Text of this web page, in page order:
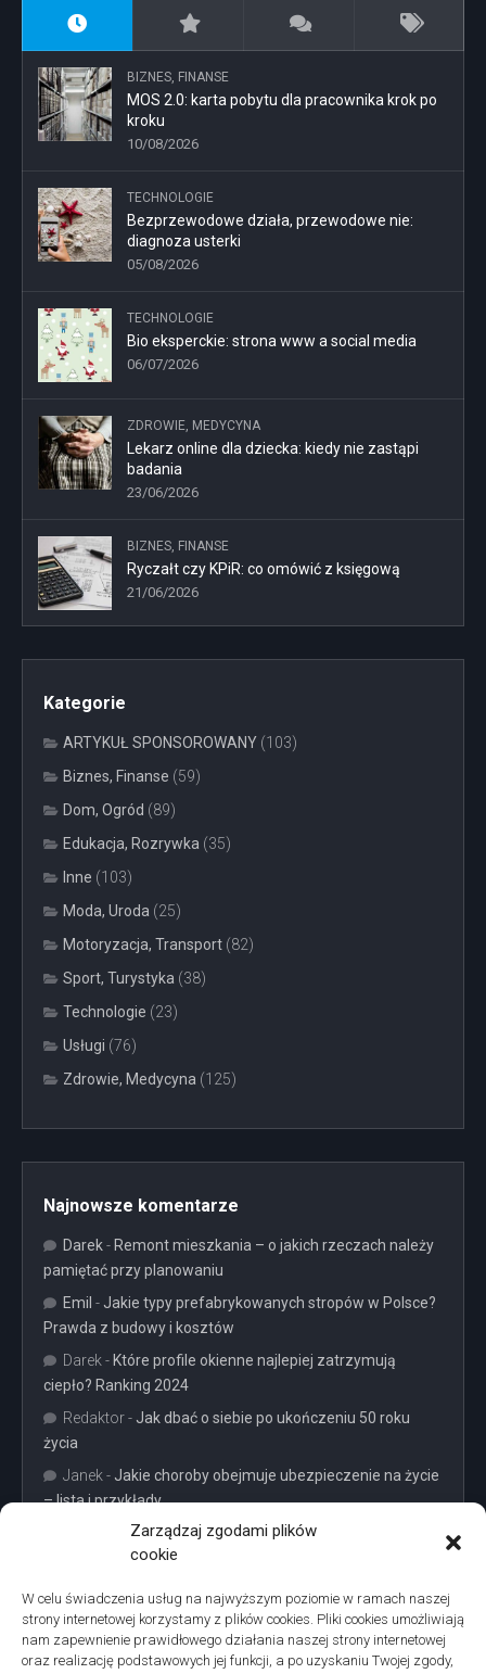
Zarządzaj zgodami plików
cookie
W celu świadczenia usług na najwyższym poziomie w ramach naszej
strony internetowej korzystamy z plików cookies. Pliki cookies umożliwiają
nam zapewnienie prawidłowego działania naszej strony internetowej
oraz realizację podstawowych jej funkcji, a po uzyskaniu Twojej zgody,
BIZNES, FINANSE
MOS 2.0: karta pobytu dla pracownika krok po
kroku
10/08/2026
TECHNOLOGIE
Bezprzewodowe działa, przewodowe nie:
diagnoza usterki
05/08/2026
TECHNOLOGIE
Bio eksperckie: strona www a social media
06/07/2026
ZDROWIE, MEDYCYNA
Lekarz online dla dziecka: kiedy nie zastąpi
badania
23/06/2026
BIZNES, FINANSE
Ryczałt czy KPiR: co omówić z księgową
21/06/2026
Kategorie
ARTYKUŁ SPONSOROWANY (103)
Biznes, Finanse (59)
Dom, Ogród (89)
Edukacja, Rozrywka (35)
Inne (103)
Moda, Uroda (25)
Motoryzacja, Transport (82)
Sport, Turystyka (38)
Technologie (23)
Usługi (76)
Zdrowie, Medycyna (125)
Najnowsze komentarze
Darek- Remont mieszkania – o jakich rzeczach należy
pamiętać przy planowaniu
Emil - Jakie typy prefabrykowanych stropów w Polsce?
Prawda z budowy i kosztów
Darek - Które profile okienne najlepiej zatrzymują
ciepło? Ranking 2024
Redaktor- Jak dbać o siebie po ukończeniu 50 roku
życia
Janek - Jakie choroby obejmuje ubezpieczenie na życie
– lista i przykłady
Projekty domów Podkarpacie